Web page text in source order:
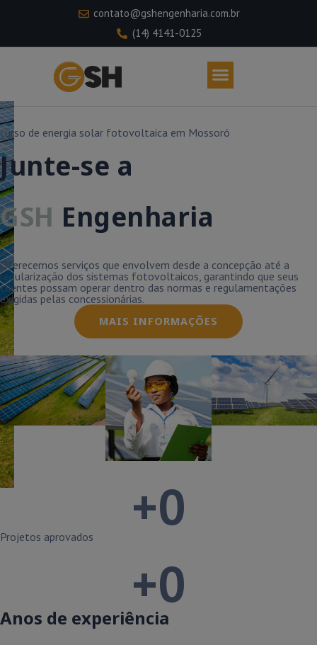
contato@gshengenharia.com.br
(14) 4141-0125
curso de energia solar fotovoltaica em Mossoró
Junte-se a
GSH Engenharia
Oferecemos serviços que envolvem desde a concepção até a
regularização dos sistemas fotovoltaicos, garantindo que seus
clientes possam operar dentro das normas e regulamentações
exigidas pelas concessionárias.
MAIS INFORMAÇÕES
+0
Projetos aprovados
+0
Anos de experiência